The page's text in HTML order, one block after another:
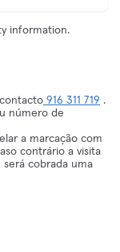
information.
916 311 719 .
número de
a marcação com
contrário a visita
será cobrada uma